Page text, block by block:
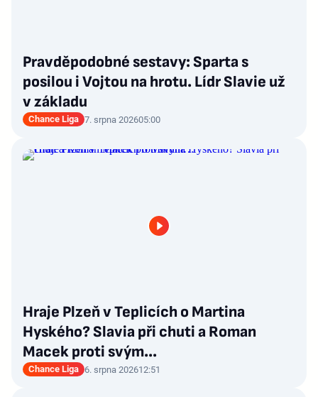
Pravděpodobné sestavy: Sparta s
posilou i Vojtou na hrotu. Lídr Slavie už
v základu
Chance Liga 7. srpna 202605:00
Hraje Plzeň v Teplicích o Martina
Hyského? Slavia při chuti a Roman
Macek proti svým…
Chance Liga 6. srpna 202612:51